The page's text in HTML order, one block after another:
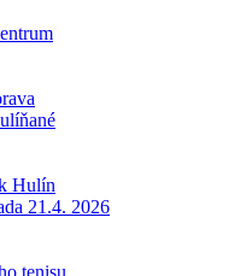
Hulín
21.4. 2026
tenisu